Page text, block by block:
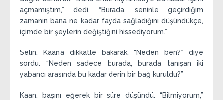
açmamıştım,” dedi. “Burada, seninle geçirdiğim
zamanın bana ne kadar fayda sağladığını düşündükçe,
içimde bir şeylerin değiştiğini hissediyorum.”
Selin, Kaan’a dikkatle bakarak, “Neden ben?” diye
sordu. “Neden sadece burada, burada tanışan iki
yabancı arasında bu kadar derin bir bağ kuruldu?”
Kaan, başını eğerek bir süre düşündü. “Bilmiyorum,”